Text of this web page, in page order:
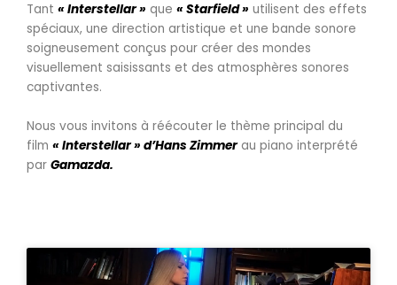
Tant « Interstellar » que « Starfield » utilisent des effets
spéciaux, une direction artistique et une bande sonore
soigneusement conçus pour créer des mondes
visuellement saisissants et des atmosphères sonores
captivantes.
Nous vous invitons à réécouter le thème principal du
film « Interstellar » d’Hans Zimmerau piano interprété
par Gamazda.